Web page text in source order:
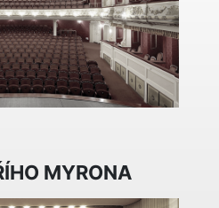
MYRONA